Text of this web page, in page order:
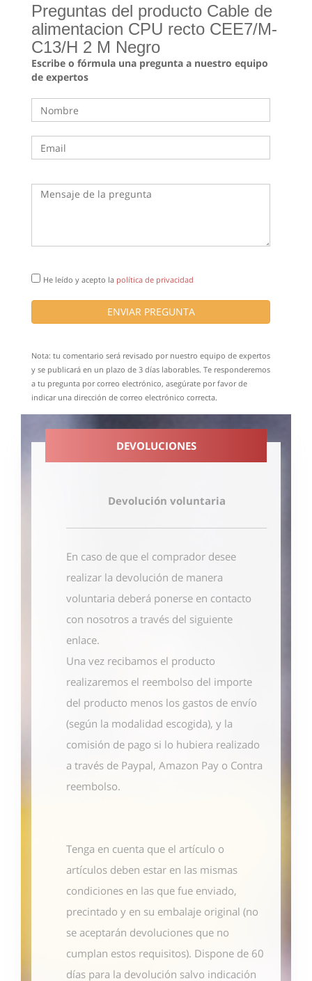
Preguntas del producto Cable de
alimentacion CPU recto CEE7/M-
C13/H 2 M Negro
Escribe o fórmula una pregunta a nuestro equipo
de expertos
He leído y acepto la política de privacidad
ENVIAR PREGUNTA
Nota: tu comentario será revisado por nuestro equipo de expertos
y se publicará en un plazo de 3 días laborables. Te responderemos
a tu pregunta por correo electrónico, asegúrate por favor de
indicar una dirección de correo electrónico correcta.
DEVOLUCIONES
Devolución voluntaria
En caso de que el comprador desee
realizar la devolución de manera
voluntaria deberá ponerse en contacto
con nosotros a través del siguiente
enlace.
Una vez recibamos el producto
realizaremos el reembolso del importe
del producto menos los gastos de envío
(según la modalidad escogida), y la
comisión de pago si lo hubiera realizado
a través de Paypal, Amazon Pay o Contra
reembolso.
Tenga en cuenta que el artículo o
artículos deben estar en las mismas
condiciones en las que fue enviado,
precintado y en su embalaje original (no
se aceptarán devoluciones que no
cumplan estos requisitos). Dispone de 60
días para la devolución salvo indicación